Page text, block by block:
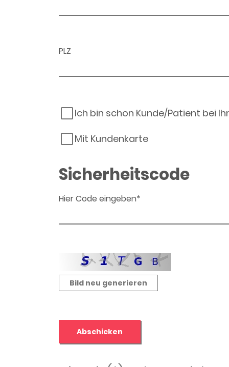
PLZ
Ich bin schon Kunde/Patient bei
Mit Kundenkarte
Sicherheitscode
Hier Code eingeben*